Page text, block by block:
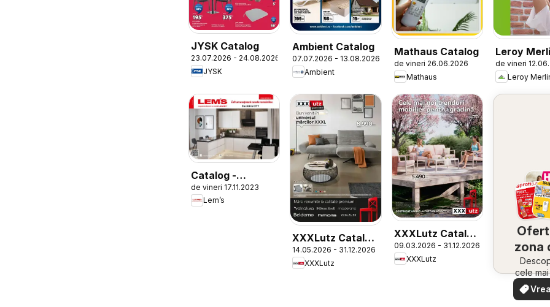
JYSK Catalog
23.07.2026 - 24.08.2026
JYSK
Ambient Catalog
07.07.2026 - 13.08.2026
Ambient
Mathaus Catalog
de vineri 26.06.2026
Mathaus
Leroy
Catalog
de vineri
Leroy
Catalog -
Bucătăria City
de vineri 17.11.2023
Lem’s
XXXLutz Catalog
Premium
14.05.2026 - 31.12.2026
XXXLutz
XXXLutz Catalog
grădină
09.03.2026 - 31.12.2026
XXXLutz
zona
cele
oferte
văd